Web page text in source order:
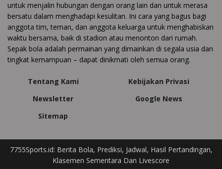
untuk menjalin hubungan dengan orang lain dan untuk merasa
bersatu dalam menghadapi kesulitan. Ini cara yang bagus bagi
anggota tim, teman, dan anggota keluarga untuk menghabiskan
waktu bersama, baik di stadion atau menonton dari rumah.
Sepak bola adalah permainan yang dimainkan di segala usia dan
tingkat kemampuan – dapat dinikmati oleh semua orang.
Tentang Kami
Kebijakan Privasi
Newsletter
Google News
Sitemap
7755Sports.id: Berita Bola, Prediksi, Jadwal, Hasil Pertandingan,
Klasemen Sementara Dan Livescore